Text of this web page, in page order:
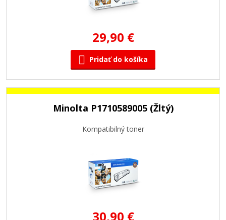
29,90 €
Pridať do košíka
Minolta P1710589005 (Žltý)
Kompatibilný toner
30,90 €